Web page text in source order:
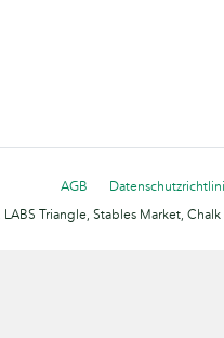
AGB
Triangle, Stables Market,